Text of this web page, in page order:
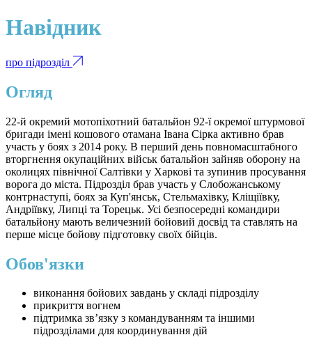
Навідник
про підрозділ
Огляд
22-й окремий мотопіхотний батальйон 92-ї окремої штурмової
бригади імені кошового отамана Івана Сірка активно брав
участь у боях з 2014 року. В перший день повномасштабного
вторгнення окупаційних військ батальйон зайняв оборону на
околицях північної Салтівки у Харкові та зупинив просування
ворога до міста. Підрозділ брав участь у Слобожанському
контрнаступі, боях за Куп'янськ, Стельмахівку, Кліщіївку,
Андріївку, Липці та Торецьк. Усі безпосередні командири
батальйону мають величезний бойовий досвід та ставлять на
перше місце бойову підготовку своїх бійців.
Обов'язки
виконання бойових завдань у складі підрозділу
прикриття вогнем
підтримка зв’язку з командуванням та іншими
підрозділами для координування дій